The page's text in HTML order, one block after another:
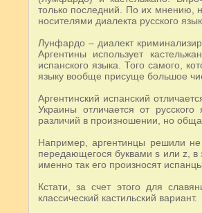
только последний. По их мнению,
носителями диалекта русского
Лунфардо – диалект
Аргентины использует
испанского языка. Того самого,
языку вообще присуще большое
Аргентинский испанский
Украины отличается от
различий в произношении, но
Например, аргентинцы решили не
передающегося буквами s или z, в
именно так его произносят
Кстати, за счет этого для
классический кастильский вариант.